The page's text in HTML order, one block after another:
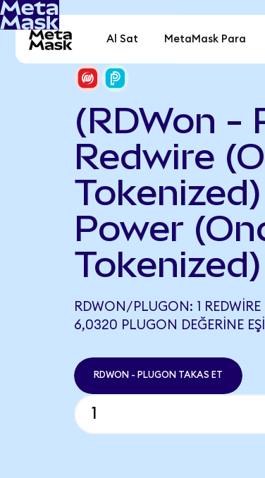
Al Sat MetaMask Para
(RDWon -
Redwire
Power
RDWON/PLUGON: 1
6,0320 PLUGON DEĞERINE
RDWON - PLUGON TAKAS ET